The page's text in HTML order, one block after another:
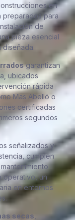
en
preparados para
de
pieza esencial
diseñada.
garantizan
ubicados
rápida
Mas Abelló o
certificadas
segundos
señalizados y
cumplen
mantenimiento
operativo, un
en entornos
secas